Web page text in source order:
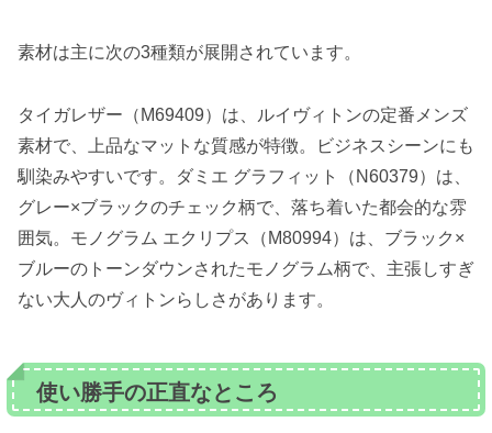
素材は主に次の3種類が展開されています。
タイガレザー（M69409）は、ルイヴィトンの定番メンズ
素材で、上品なマットな質感が特徴。ビジネスシーンにも
馴染みやすいです。ダミエ グラフィット（N60379）は、
グレー×ブラックのチェック柄で、落ち着いた都会的な雰
囲気。モノグラム エクリプス（M80994）は、ブラック×
ブルーのトーンダウンされたモノグラム柄で、主張しすぎ
ない大人のヴィトンらしさがあります。
使い勝手の正直なところ